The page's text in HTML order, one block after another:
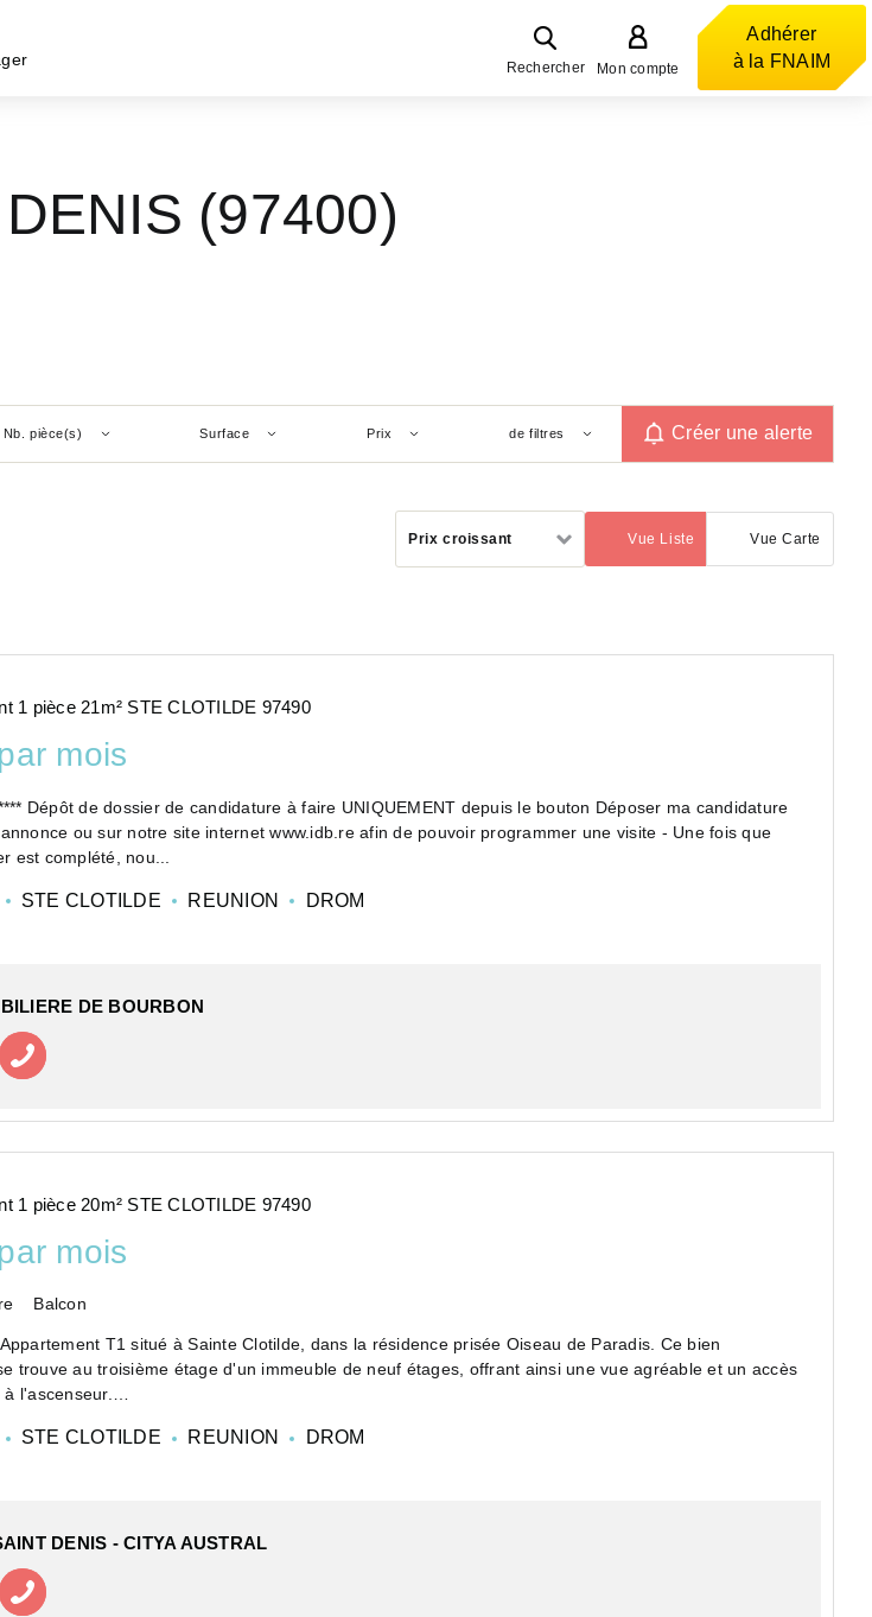
Rechercher Mon compte
Adhérer
à la FNAIM
(97400)
Nb. pièce(s) Surface Prix de filtres Créer une alerte
Prix croissant Vue Liste
(activé) Vue Carte
1 pièce 21m² STE CLOTILDE 97490
mois
Dépôt de dossier de candidature à faire UNIQUEMENT depuis le bouton Déposer ma candidature
ou sur notre site internet www.idb.re afin de pouvoir programmer une visite - Une fois que
est complété, nou...
STE CLOTILDE REUNION DROM
DE BOURBON
l'agence
1 pièce 20m² STE CLOTILDE 97490
mois
Balcon
T1 situé à Sainte Clotilde, dans la résidence prisée Oiseau de Paradis. Ce bien
trouve au troisième étage d'un immeuble de neuf étages, offrant ainsi une vue agréable et un accès
l'ascenseur.
STE CLOTILDE REUNION DROM
DENIS - CITYA AUSTRAL
l'agence